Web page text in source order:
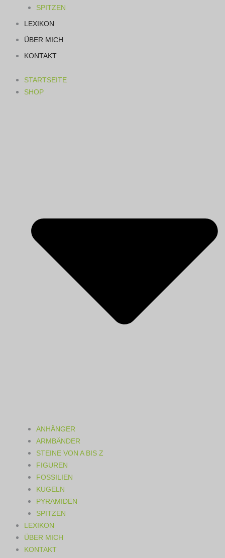
SPITZEN
LEXIKON
ÜBER MICH
KONTAKT
STARTSEITE
SHOP
ANHÄNGER
ARMBÄNDER
STEINE VON A BIS Z
FIGUREN
FOSSILIEN
KUGELN
PYRAMIDEN
SPITZEN
LEXIKON
ÜBER MICH
KONTAKT